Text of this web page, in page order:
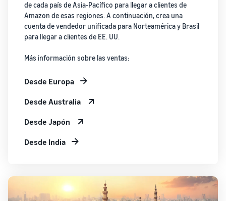
de cada país de Asia-Pacífico para llegar a clientes de
Amazon de esas regiones. A continuación, crea una
cuenta de vendedor unificada para Norteamérica y Brasil
para llegar a clientes de EE. UU.
Más información sobre las ventas:
Desde Europa
Desde Australia
Desde Japón
Desde India